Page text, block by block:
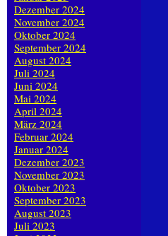
Dezember 2024
November 2024
Oktober 2024
September 2024
August 2024
Juli 2024
Juni 2024
Mai 2024
April 2024
März 2024
Februar 2024
Januar 2024
Dezember 2023
November 2023
Oktober 2023
September 2023
August 2023
Juli 2023